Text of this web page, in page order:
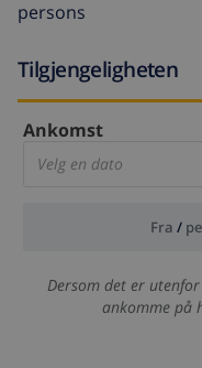
persons
Tilgjengeligheten
Ankomst
Velg en dato
Fra /
Dersom det er
ankomme på